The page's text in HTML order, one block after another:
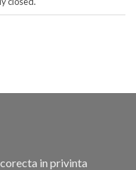
in privinta